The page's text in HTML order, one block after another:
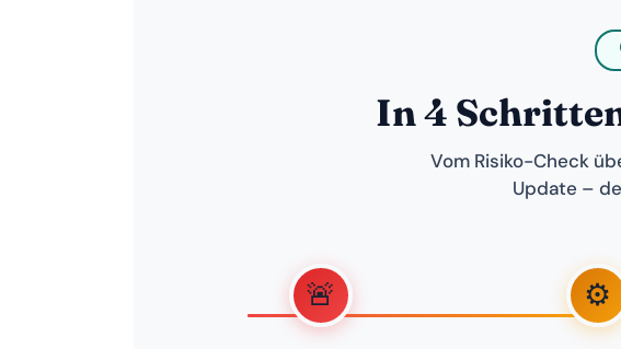
In 4
Vom Risiko-Check
Update –
🚨 ⚙️